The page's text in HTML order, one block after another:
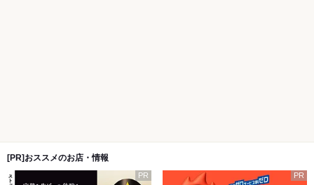
[PR]おススメのお店・情報
PR PR